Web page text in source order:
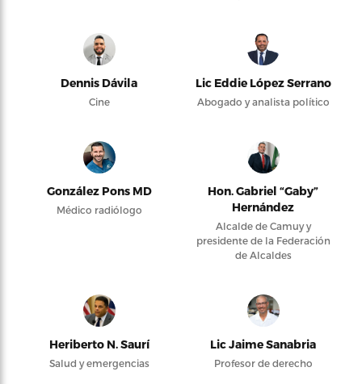
Dennis Dávila
Cine
Lic Eddie López Serrano
Abogado y analista político
González Pons MD
Médico radiólogo
Hon. Gabriel “Gaby”
Hernández
Alcalde de Camuy y
presidente de la Federación
de Alcaldes
Heriberto N. Saurí
Salud y emergencias
Lic Jaime Sanabria
Profesor de derecho